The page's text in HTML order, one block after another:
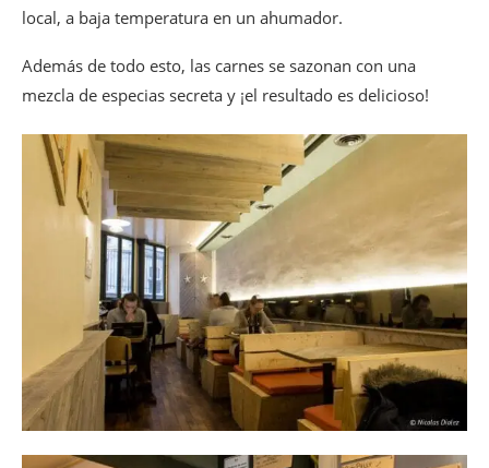
local, a baja temperatura en un ahumador.
Además de todo esto, las carnes se sazonan con una
mezcla de especias secreta y ¡el resultado es delicioso!